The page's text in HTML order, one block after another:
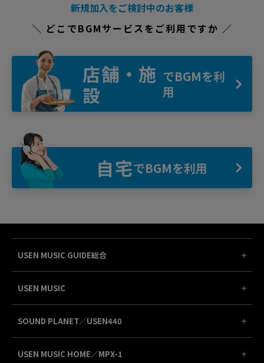
新規加入をご検討中のお客様
＼ どこでBGMサービスをご利用ですか ／
店舗・施
設
でBGMを利
用
自宅でBGMを利用
USEN MUSIC GUIDE総合
USEN MUSIC
SOUND PLANET／USEN440
USEN MUSIC HOME／MPX-1